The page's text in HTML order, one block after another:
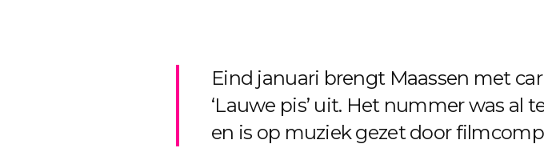
Eind januari brengt Maassen met
‘Lauwe pis’ uit. Het nummer was al
en is op muziek gezet door